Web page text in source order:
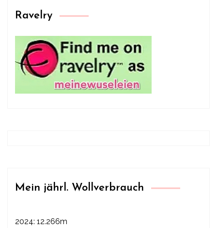
Ravelry
Mein jährl. Wollverbrauch
2024: 12.266m